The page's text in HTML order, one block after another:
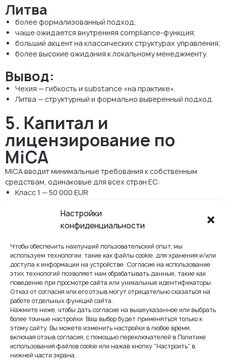
Настройки
конфиденциальности
Чтобы обеспечить наилучший пользовательский опыт, мы
используем технологии, такие как файлы cookie, для хранения и/или
доступа к информации на устройстве. Согласие на использование
этих технологий позволяет нам обрабатывать данные, такие как
поведение при просмотре сайта или уникальные идентификаторы.
Отказ от согласия или его отзыв могут отрицательно сказаться на
работе отдельных функций сайта.
Нажмите ниже, чтобы дать согласие на вышеуказанное или выбрать
более точные настройки. Ваш выбор будет применяться только к
этому сайту. Вы можете изменить настройки в любое время,
включая отзыв согласия, с помощью переключателей в Политике
использования файлов cookie или нажав кнопку "Настроить" в
нижней части экрана.
Литва
более формализованный подход;
чаще ожидается внутренняя compliance-функция;
больший акцент на классических структурах управления;
более высокие ожидания к локальному менеджменту.
Вывод:
Чехия — гибкость и substance «на практике».
Литва — структурный и формально выверенный подход.
5. Капитал и
лицензирование по
MiCA
MiCA вводит минимальные требования к собственным
средствам, одинаковые для всех стран ЕС:
Класс 1 — 50 000 EUR
Класс 3 — 150 000 EUR
Важно учитывать:
это регуляторный капитал по MiCA;
он не равен уставному капиталу компании;
требования к уставному капиталу (1 CZK в Чехии и 2 500
EUR в Литве) являются отдельным вопросом
корпоративного права.
6. Сравнительная
таблица: Чехия vs. Литва
(контекст MiCA)